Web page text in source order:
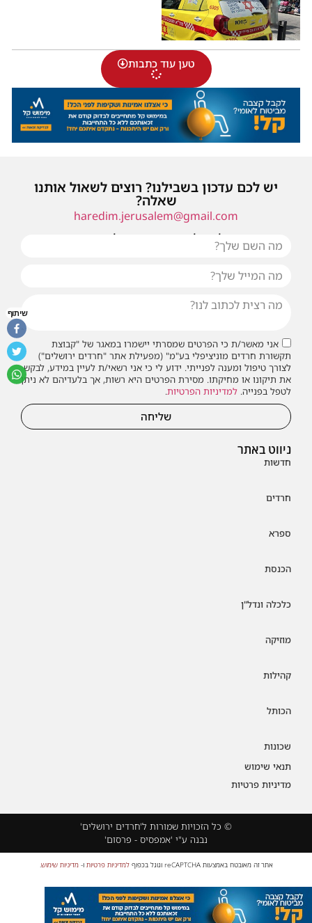
טען עוד כתבות
ניווט באתר
חדשות
חרדים
ספרא
הכנסת
כלכלה ונדל"ן
מוזיקה
קהילות
הכותל
שכונות
תנאי שימוש
מדיניות פרטיות
יש לכם עדכון בשבילנו? רוצים לשאול אותנו
שאלה?
haredim.jerusalem@gmail.com
או שילחו אלינו פנייה ונחזור אליכם בהקדם
אני מאשר/ת כי הפרטים שמסרתי יישמרו במאגר של "קבוצת
תקשורת חרדים מוניציפלי בע"מ" (מפעילת אתר "חרדים ירושלים")
לצורך טיפול ומענה לפנייתי. ידוע לי כי אני רשאי/ת לעיין במידע, לבקש
את תיקונו או מחיקתו. מסירת הפרטים היא רשות, אך בלעדיהם לא ניתן
לטפל בפנייה. למדיניות הפרטיות.
שליחה
© כל הזכויות שמורות ל'חרדים ירושלים'
נבנה ע"י 'אמפסיס - פרסום'
אתר זה מאובטח באמצעות reCAPTCHA וגוגל בכפוף למדיניות פרטיות ו-מדיניות שימוש
שיתוף